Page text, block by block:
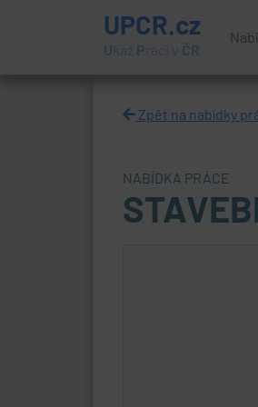
UPCR.cz
U kaž P ráci v ČR
Zpět na nabídky
NABÍDKA PRÁCE